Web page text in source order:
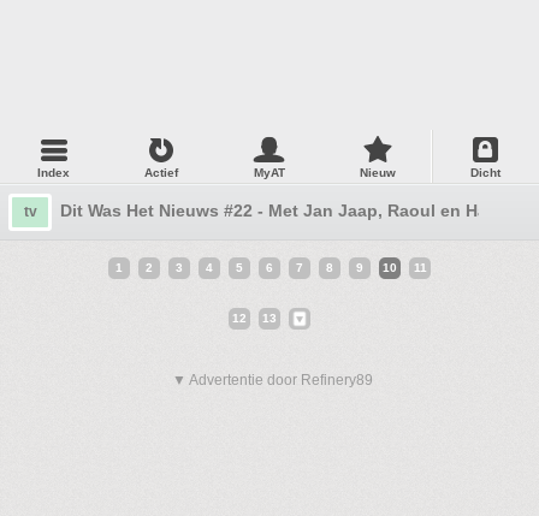
Index Actief MyAT Nieuw Dicht
tv Dit Was Het Nieuws #22 - Met Jan Jaap, Raoul en Harm.
1 2 3 4 5 6 7 8 9 10 11
12 13
▼ Advertentie door Refinery89